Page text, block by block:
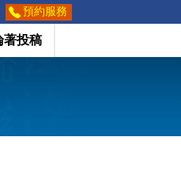
預約服務
著投稿